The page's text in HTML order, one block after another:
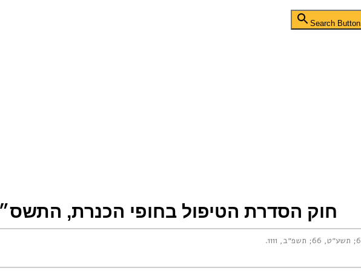
Search Button
חוק הסדרת הטיפול בחופי הכנרת,
; תשע״ט, 66 ; תשפ״ב, 1111
.